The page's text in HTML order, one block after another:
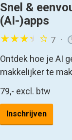
Snel &
(AI-)apps
7
Ontdek hoe je AI
makkelijker te
79,- excl. btw
Inschrijven